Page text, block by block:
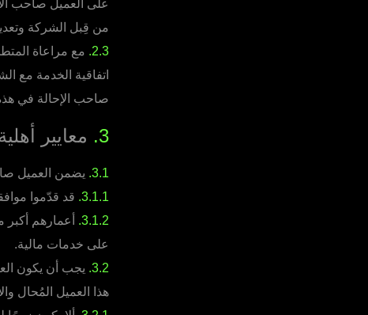
على العميل صاحب
من قِبل الشركة
2.3. مع مراعاة
اتفاقية الخدمة مع
صاحب الإحالة في
3. معايير
3.1. يضمن العميل
3.1.1. قد قدّموا
3.1.2.
على خدمات مالية.
3.2. يجب أن يكون
هذا العميل المُحال